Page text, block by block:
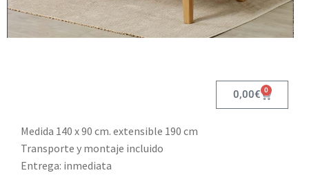
0,00€ 0
Medida 140 x 90 cm. extensible 190 cm
Transporte y montaje incluido
Entrega: inmediata